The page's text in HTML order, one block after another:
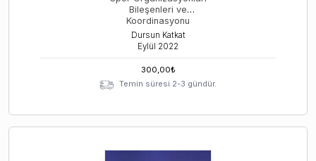
Bileşenleri ve
Koordinasyonu
Dursun Katkat
Eylül 2022
300,00₺
Temin süresi 2-3 gündür.